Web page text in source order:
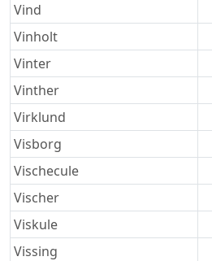
Vind
Vinholt
Vinter
Vinther
Virklund
Visborg
Vischecule
Vischer
Viskule
Vissing